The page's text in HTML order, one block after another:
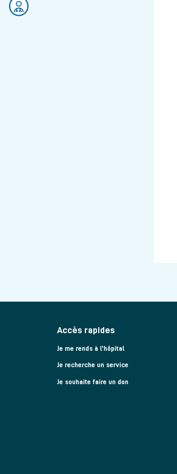
Accès rapides
Je me rends à l'hôpital
Je recherche un service
Je souhaite faire un don